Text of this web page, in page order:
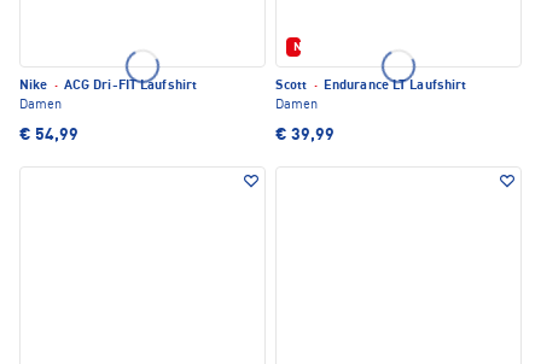
Nike · ACG Dri-FIT Laufshirt
Damen
€ 54,99
Neu
Scott · Endurance LT Laufshirt
Damen
€ 39,99